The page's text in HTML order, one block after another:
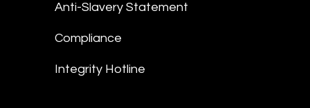
Anti-Slavery Statement
Compliance
Integrity Hotline